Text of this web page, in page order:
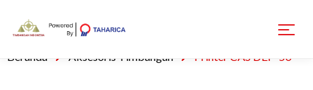
Beranda Aksesoris Timbangan Printer CAS DEP-50